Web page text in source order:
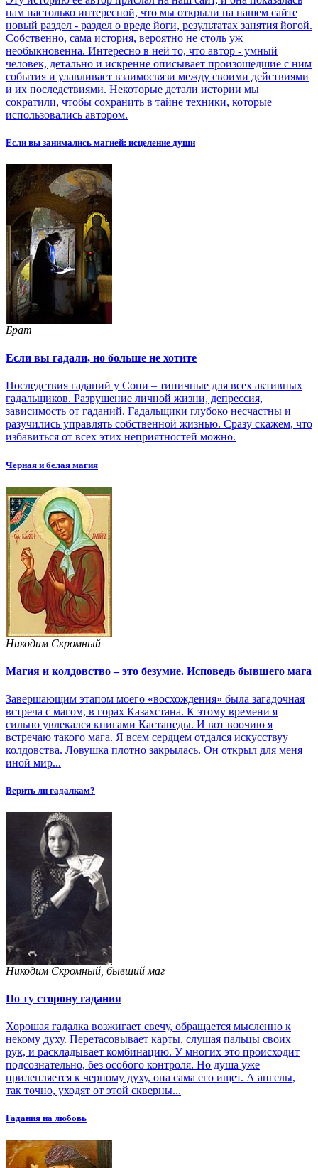
нам настолько интересной, что мы открыли на нашем сайте
новый раздел - раздел о вреде йоги, результатах занятия йогой.
Собственно, сама история, вероятно не столь уж
необыкновенна. Интересно в ней то, что автор - умный
человек, детально и искренне описывает произошедшие с ним
события и улавливает взаимосвязи между своими действиями
и их последствиями. Некоторые детали истории мы
сократили, чтобы сохранить в тайне техники, которые
использовались автором.
Если вы занимались магией: исцеление души
Брат
Если вы гадали, но больше не хотите
Последствия гаданий у Сони – типичные для всех активных
гадальщиков. Разрушение личной жизни, депрессия,
зависимость от гаданий. Гадальщики глубоко несчастны и
разучились управлять собственной жизнью. Сразу скажем, что
избавиться от всех этих неприятностей можно.
Черная и белая магия
Никодим Скромный
Магия и колдовство – это безумие. Исповедь бывшего мага
Завершающим этапом моего «восхождения» была загадочная
встреча с магом, в горах Казахстана. К этому времени я
сильно увлекался книгами Кастанеды. И вот воочию я
встречаю такого мага. Я всем сердцем отдался искусствуу
колдовства. Ловушка плотно закрылась. Он открыл для меня
иной мир...
Верить ли гадалкам?
Никодим Скромный, бывший маг
По ту сторону гадания
Хорошая гадалка возжигает свечу, обращается мысленно к
некому духу. Перетасовывает карты, слушая пальцы своих
рук, и раскладывает комбинацию. У многих это происходит
подсознательно, без особого контроля. Но душа уже
прилепляется к черному духу, она сама его ищет. А ангелы,
так точно, уходят от этой скверны...
Гадания на любовь